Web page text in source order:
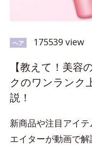
ヘア 175539 view
【教えて！美容
クのワンランク
説！
新商品や注目アイ
エイターが動画で